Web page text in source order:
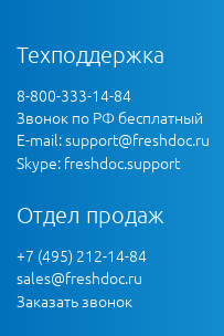
Техподдержка
8-800-333-14-84
Звонок по РФ бесплатный
E-mail:support@freshdoc.ru
Skype: freshdoc.support
Отдел продаж
+7 (495) 212-14-84
sales@freshdoc.ru
Заказать звонок